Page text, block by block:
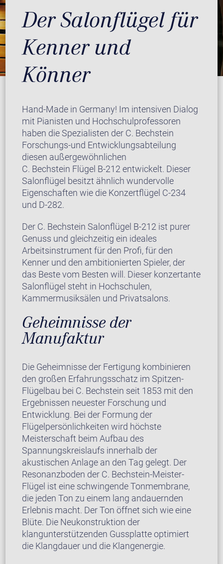
Der Salonflügel für
Kenner und
Könner
Hand-Made in Germany! Im intensiven Dialog
mit Pianisten und Hochschulprofessoren
haben die Spezialisten der C. Bechstein
Forschungs-und Entwicklungsabteilung
diesen außergewöhnlichen
C. Bechstein Flügel B-212 entwickelt. Dieser
Salonflügel besitzt ähnlich wundervolle
Eigenschaften wie die Konzertflügel C-234
und D-282.
Der C. Bechstein Salonflügel B-212 ist purer
Genuss und gleichzeitig ein ideales
Arbeitsinstrument für den Profi, für den
Kenner und den ambitionierten Spieler, der
das Beste vom Besten will. Dieser konzertante
Salonflügel steht in Hochschulen,
Kammermusiksälen und Privatsalons.
Geheimnisse der
Manufaktur
Die Geheimnisse der Fertigung kombinieren
den großen Erfahrungsschatz im Spitzen-
Flügelbau bei C. Bechstein seit 1853 mit den
Ergebnissen neuester Forschung und
Entwicklung. Bei der Formung der
Flügelpersönlichkeiten wird höchste
Meisterschaft beim Aufbau des
Spannungskreislaufs innerhalb der
akustischen Anlage an den Tag gelegt. Der
Resonanzboden der C. Bechstein-Meister-
Flügel ist eine schwingende Tonmembrane,
die jeden Ton zu einem lang andauernden
Erlebnis macht. Der Ton öffnet sich wie eine
Blüte. Die Neukonstruktion der
klangunterstützenden Gussplatte optimiert
die Klangdauer und die Klangenergie.